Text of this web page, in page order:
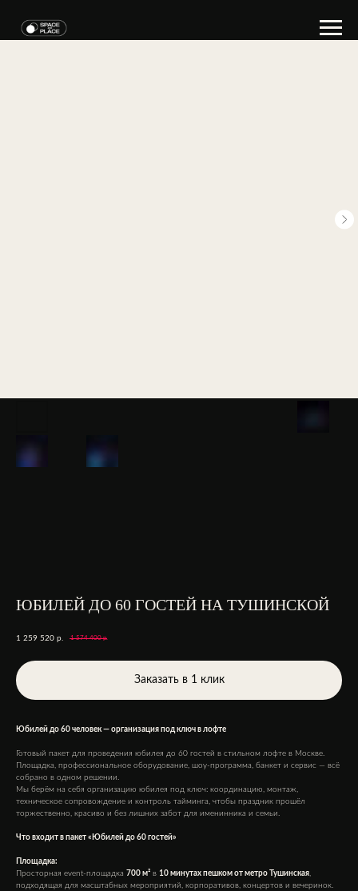
ЮБИЛЕЙ ДО 60 ГОСТЕЙ НА ТУШИНСКОЙ
1 259 520 р. 1 574 400 р.
Заказать в 1 клик
Юбилей до 60 человек — организация под ключ в лофте
Готовый пакет для проведения юбилея до 60 гостей в стильном лофте в Москве.
Площадка, профессиональное оборудование, шоу-программа, банкет и сервис — всё
собрано в одном решении.
Мы берём на себя организацию юбилея под ключ: координацию, монтаж,
техническое сопровождение и контроль тайминга, чтобы праздник прошёл
торжественно, красиво и без лишних забот для именинника и семьи.
Что входит в пакет «Юбилей до 60 гостей»
Площадка:
Просторная event-площадка 700 м² в 10 минутах пешком от метро Тушинская,
подходящая для масштабных мероприятий, корпоративов, концертов и вечеринок.